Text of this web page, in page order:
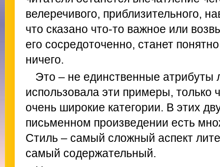
велеречивого, приблизительного,
что сказано что-то важное или
его сосредоточенно, станет
ничего.
Это – не единственные атрибуты
использовала эти примеры, только
очень широкие категории. В этих
письменном произведении есть
Стиль – самый сложный аспект
самый содержательный.